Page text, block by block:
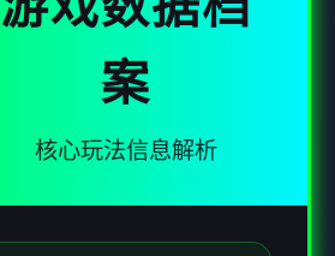
案
核心玩法信息解析